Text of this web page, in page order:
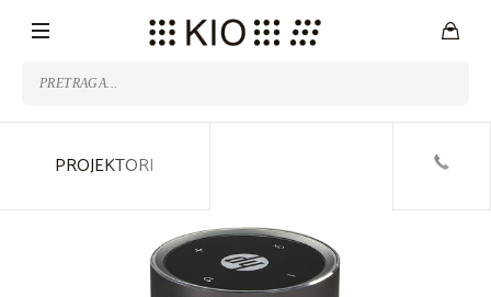
PROJEKTORI